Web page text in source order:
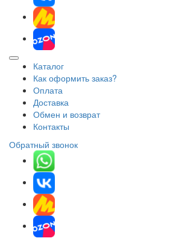
Каталог
Как оформить заказ?
Оплата
Доставка
Обмен и возврат
Контакты
Обратный звонок